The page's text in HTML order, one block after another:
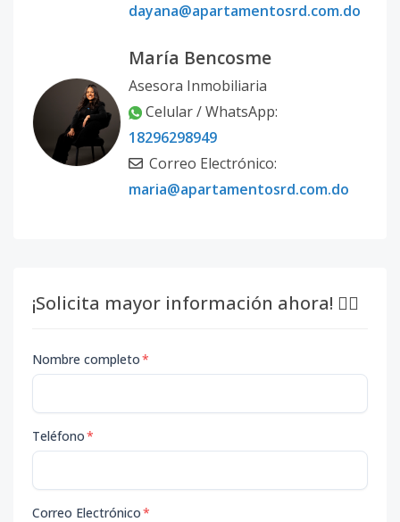
dayana@apartamentosrd.com.do
María Bencosme
Asesora Inmobiliaria
Celular / WhatsApp:
18296298949
Correo Electrónico:
maria@apartamentosrd.com.do
¡Solicita mayor información ahora! 👇🏽
Nombre completo*
Teléfono*
Correo Electrónico*